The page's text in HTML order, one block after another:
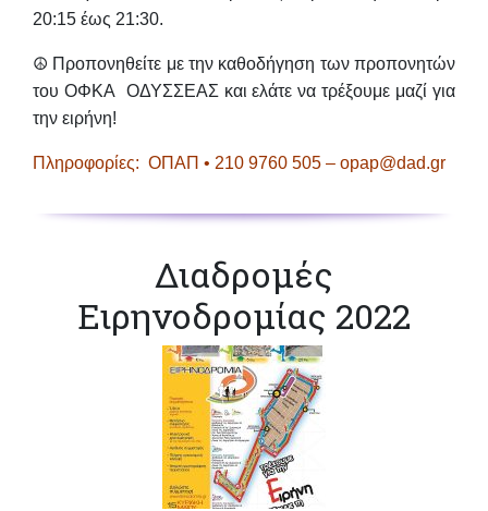
20:15 έως 21:30.
☮️ Προπονηθείτε με την καθοδήγηση των προπονητών
του ΟΦΚΑ ΟΔΥΣΣΕΑΣ και ελάτε να τρέξουμε μαζί για
την ειρήνη!
Πληροφορίες: ΟΠΑΠ • 210 9760 505 – opap@dad.gr
Διαδρομές
Ειρηνοδρομίας 2022